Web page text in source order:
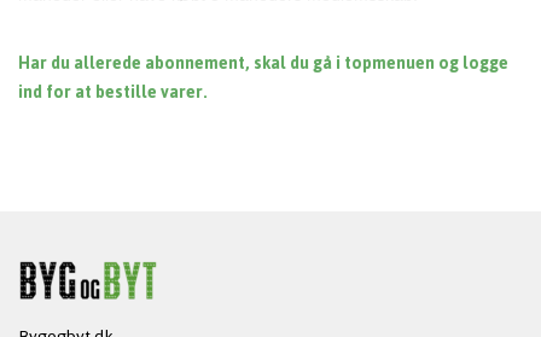
Har du allerede abonnement, skal du gå i topmenuen og logge
ind for at bestille varer.